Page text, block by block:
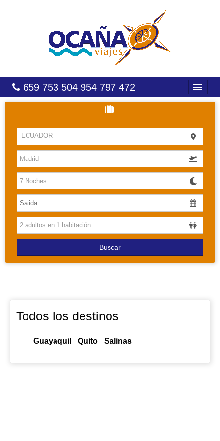
659 753 504 954 797 472
HOTELES
COSTAS
CARIBE
CANARIAS
BALEARES
PAQUETES
ECUADOR
Buscar
Todos los destinos
Guayaquil Quito Salinas